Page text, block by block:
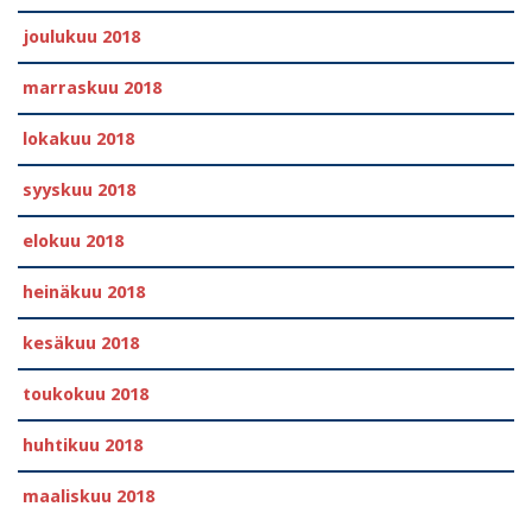
joulukuu 2018
marraskuu 2018
lokakuu 2018
syyskuu 2018
elokuu 2018
heinäkuu 2018
kesäkuu 2018
toukokuu 2018
huhtikuu 2018
maaliskuu 2018